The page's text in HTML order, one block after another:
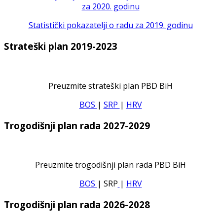
za 2020. godinu
Statistički pokazatelji o radu za 2019. godinu
Strateški plan 2019-2023
Preuzmite strateški plan PBD BiH
BOS | SRP | HRV
Trogodišnji plan rada 2027-2029
Preuzmite trogodišnji plan rada PBD BiH
BOS | SRP | HRV
Trogodišnji plan rada 2026-2028